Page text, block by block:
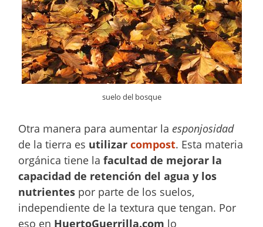
suelo del bosque
Otra manera para aumentar la esponjosidad
de la tierra es utilizarcompost. Esta materia
orgánica tiene lafacultad de mejorar la
capacidad de retención del agua y los
nutrientes por parte de los suelos,
independiente de la textura que tengan. Por
eso en HuertoGuerrilla.com lo